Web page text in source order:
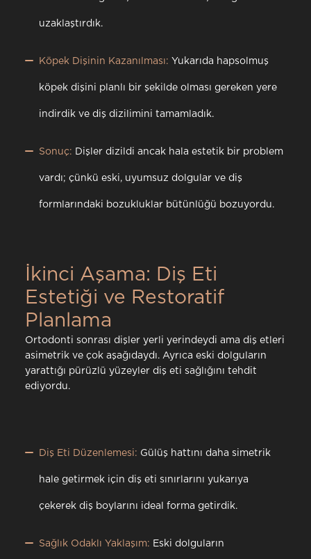
uzaklaştırdık.
Köpek Dişinin Kazanılması: Yukarıda hapsolmuş
köpek dişini planlı bir şekilde olması gereken yere
indirdik ve diş dizilimini tamamladık.
Sonuç: Dişler dizildi ancak hala estetik bir problem
vardı; çünkü eski, uyumsuz dolgular ve diş
formlarındaki bozukluklar bütünlüğü bozuyordu.
İkinci Aşama: Diş Eti
Estetiği ve Restoratif
Planlama
Ortodonti sonrası dişler yerli yerindeydi ama diş etleri
asimetrik ve çok aşağıdaydı. Ayrıca eski dolguların
yarattığı pürüzlü yüzeyler diş eti sağlığını tehdit
ediyordu.
Diş Eti Düzenlemesi: Gülüş hattını daha simetrik
hale getirmek için diş eti sınırlarını yukarıya
çekerek diş boylarını ideal forma getirdik.
Sağlık Odaklı Yaklaşım: Eski dolguların